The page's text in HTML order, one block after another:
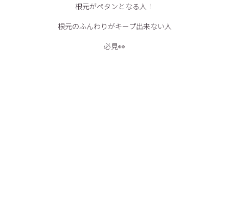
根元がペタンとなる人！
根元のふんわりがキープ出来ない人
必見👀